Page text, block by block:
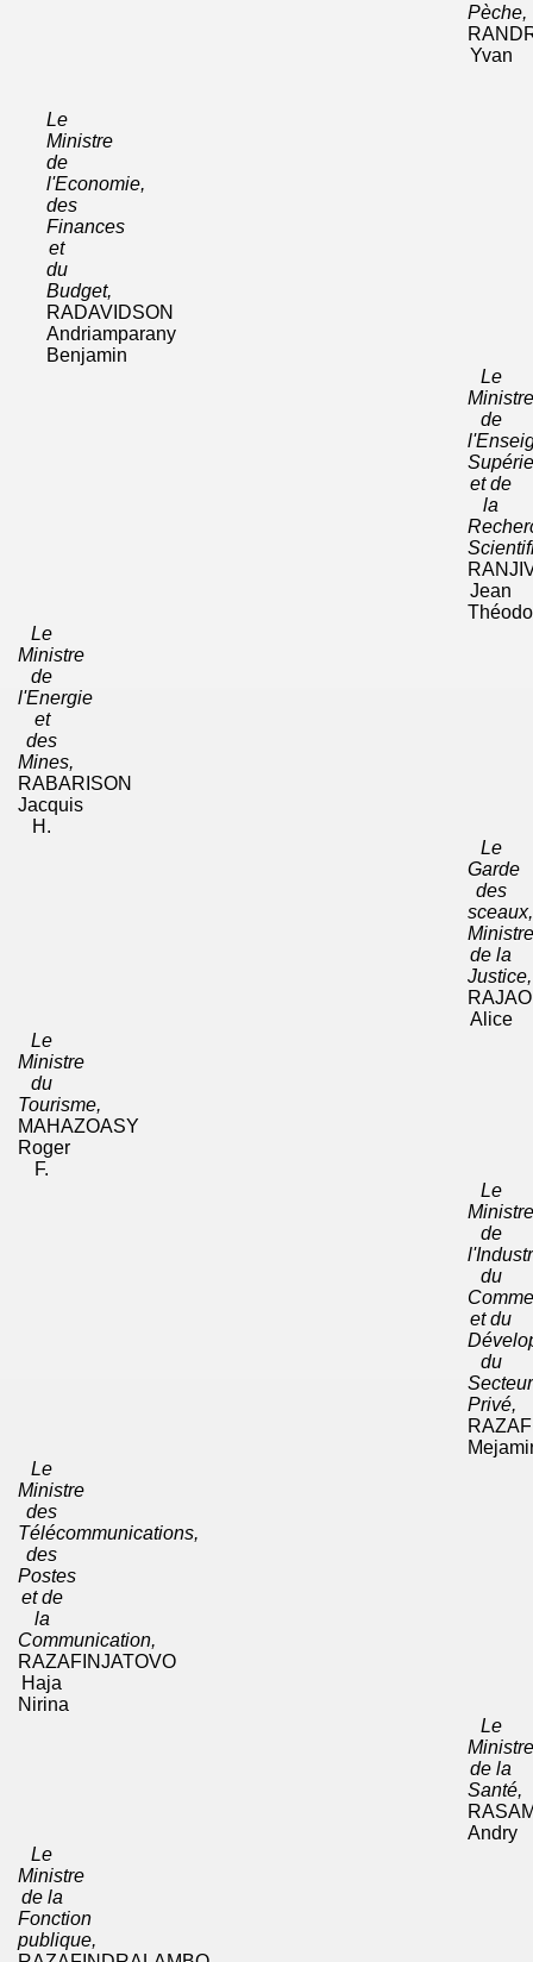
Pèche,
Yvan
Le
Ministre
de
l'Economie,
des
Finances
et
du
Budget,
RADAVIDSON
Andriamparany
Benjamin
Le
Ministre
de
et de
la
Jean
Le
Ministre
de
l'Energie
et
des
Mines,
RABARISON
Jacquis
H.
Le
Garde
des
sceaux,
Ministre
de la
Justice,
Alice
Le
Ministre
du
Tourisme,
MAHAZOASY
Roger
F.
Le
Ministre
de
du
et du
du
Secteur
Privé,
Le
Ministre
des
Télécommunications,
des
Postes
et de
la
Communication,
RAZAFINJATOVO
Haja
Nirina
Le
Ministre
de la
Santé,
Andry
Le
Ministre
de la
Fonction
publique,